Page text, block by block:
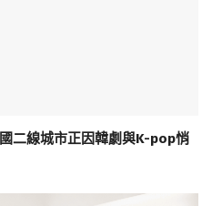
二線城市正因韓劇與K-pop悄